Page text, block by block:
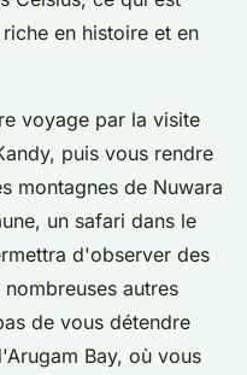
en histoire et en
voyage par la visite
puis vous rendre
montagnes de Nuwara
un safari dans le
d'observer des
autres
de vous détendre
Bay, où vous